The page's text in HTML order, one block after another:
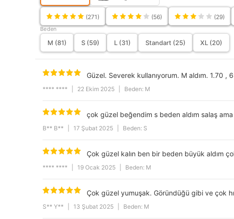
Cep
Cepsiz
Stil
Sokak
Kol Boyu
Uzun
Astar Durumu
Beden
Kol Tipi
Uzun
Gender
ürün içeriği
(271) (56) (29)
Beden
M (81) S (59) L (31) Standart (25) XL (20)
Güzel. Severek kullanıyorum. M aldım. 1.70
**** **** 22 Ekim 2025 Beden: M
çok güzel beğendim s beden aldım salaş
B** B** 17 Şubat 2025 Beden: S
Çok güzel kalın ben bir beden büyük aldım
**** **** 19 Ocak 2025 Beden: M
Çok güzel yumuşak. Göründüğü gibi ve çok
S** Y** 13 Şubat 2025 Beden: M